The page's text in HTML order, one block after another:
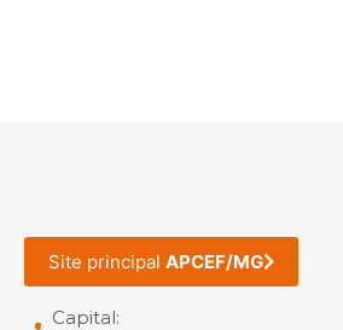
Site principal APCEF/MG
Capital: